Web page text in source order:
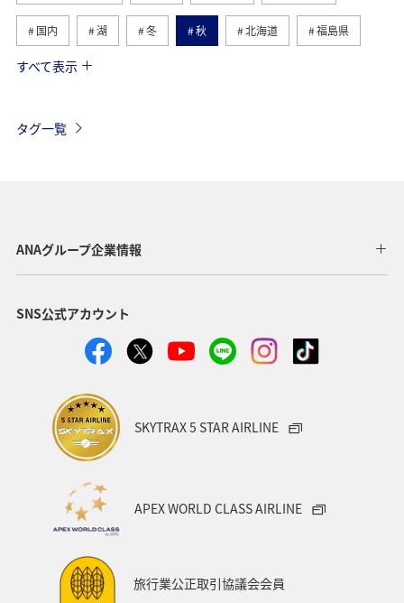
国内 湖 冬 秋 北海道 福島県
長野県
関東・甲信越地方 アマゴ 関西地方
すべて表示
タグ一覧
ANAグループ企業情報
SNS公式アカウント
SKYTRAX 5 STAR AIRLINE
APEX WORLD CLASS AIRLINE
旅行業公正取引協議会会員